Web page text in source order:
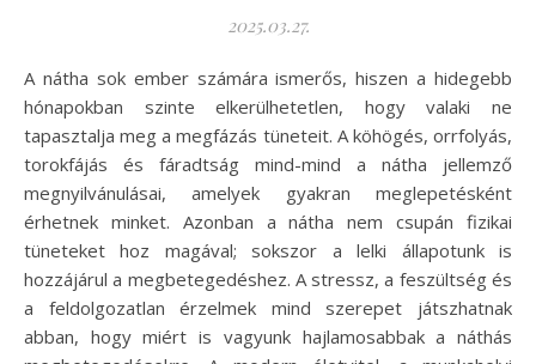
2025.03.27.
A nátha sok ember számára ismerős, hiszen a hidegebb
hónapokban szinte elkerülhetetlen, hogy valaki ne
tapasztalja meg a megfázás tüneteit. A köhögés, orrfolyás,
torokfájás és fáradtság mind-mind a nátha jellemző
megnyilvánulásai, amelyek gyakran meglepetésként
érhetnek minket. Azonban a nátha nem csupán fizikai
tüneteket hoz magával; sokszor a lelki állapotunk is
hozzájárul a megbetegedéshez. A stressz, a feszültség és
a feldolgozatlan érzelmek mind szerepet játszhatnak
abban, hogy miért is vagyunk hajlamosabbak a náthás